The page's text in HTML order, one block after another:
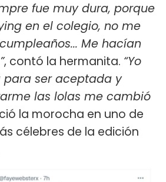
fue muy dura, porque
en el colegio, no me
Me hacían
, contó la hermanita. “Yo
para ser aceptada y
las lolas me cambió
la morocha en uno de
célebres de la edición